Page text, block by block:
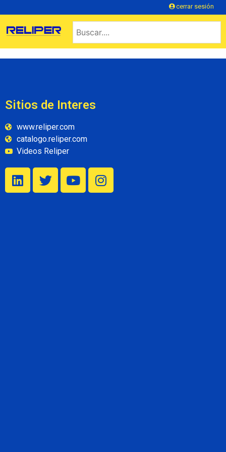
cerrar sesión
Sitios de Interes
www.reliper.com
catalogo.reliper.com
Videos Reliper